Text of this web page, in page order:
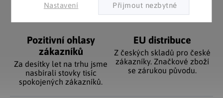
Nastavení
Pozitivní ohlasy
zákazníků
Za desítky let na trhu jsme
nasbírali stovky tisíc
spokojených zákazníků.
EU distribuce
Z českých skladů pro české
zákazníky. Značkové zboží
se zárukou původu.